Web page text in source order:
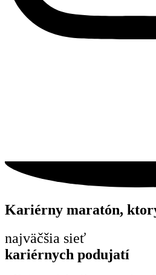
Kariérny maratón,
najväčšia sieť
kariérnych podujatí